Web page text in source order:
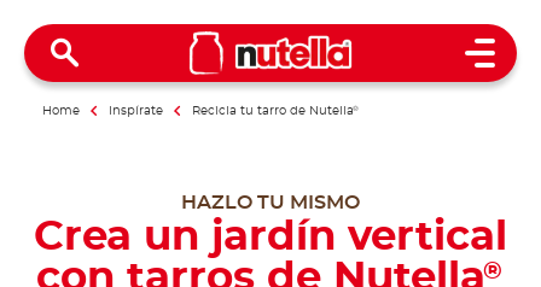
Open
Home Inspírate Recicla tu tarro de Nutella®
HAZLO TU MISMO
Crea un jardín vertical
con tarros de Nutella®